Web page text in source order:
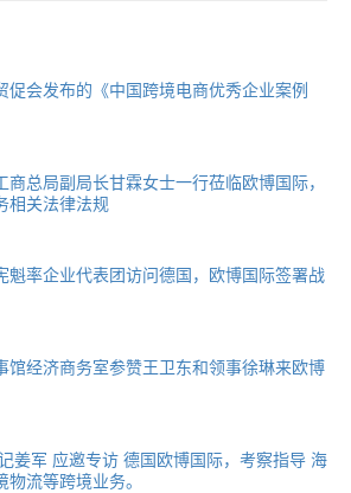
促会发布的《中国跨境电商优秀企业案例
总局副局长甘霖女士一行莅临欧博国际，
相关法律法规
魁率企业代表团访问德国，欧博国际签署战
馆经济商务室参赞王卫东和领事徐琳来欧博
姜军 应邀专访 德国欧博国际，考察指导 海
流等跨境业务。